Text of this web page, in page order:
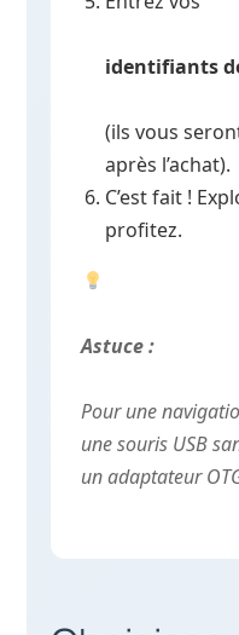
identifiants
(ils vous
après l’achat).
C’est fait !
profitez.
Astuce :
Pour une
une souris USB
un adaptateur